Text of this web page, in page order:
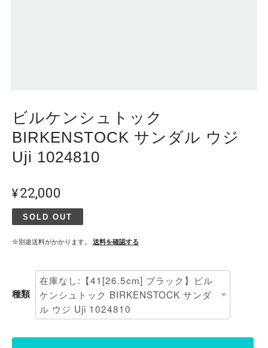
ビルケンシュトック
BIRKENSTOCK サンダル ウジ
Uji 1024810
¥22,000
SOLD OUT
※別途送料がかかります。 送料を確認する
種類